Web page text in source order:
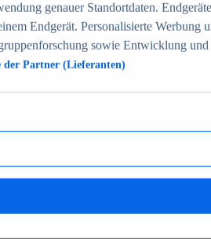
70+
und -prognosen
genauer Standortdaten.
Endgerät. Personalisierte Werbung
sowie Entwicklung
der Partner (Lieferanten)